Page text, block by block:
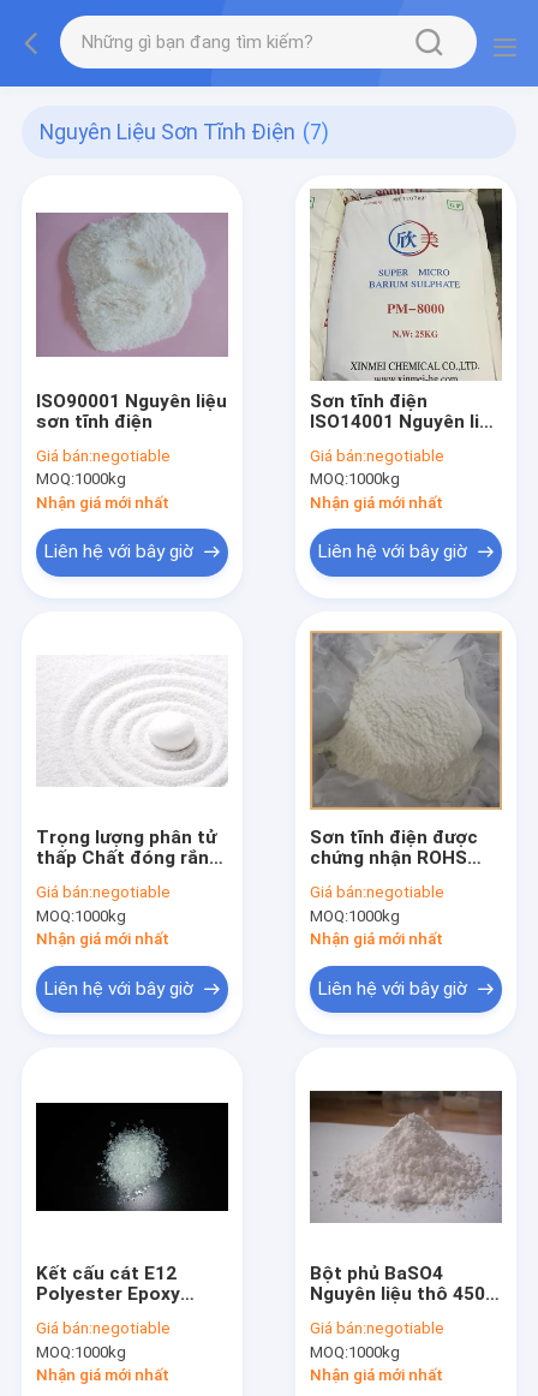
Nguyên Liệu Sơn Tĩnh Điện (7)
ISO90001 Nguyên liệu
sơn tĩnh điện
Giá bán:negotiable
MOQ:1000kg
Nhận giá mới nhất
Liên hệ với bây giờ
Sơn tĩnh điện
ISO14001 Nguyên liệu
Sulfate rắn cho nhựa
Giá bán:negotiable
MOQ:1000kg
Nhận giá mới nhất
Liên hệ với bây giờ
Trọng lượng phân tử
thấp Chất đóng rắn
điện với ISO9000
Giá bán:negotiable
MOQ:1000kg
Nhận giá mới nhất
Liên hệ với bây giờ
Sơn tĩnh điện được
chứng nhận ROHS
Bột trắng
Giá bán:negotiable
MOQ:1000kg
Nhận giá mới nhất
Liên hệ với bây giờ
Kết cấu cát E12
Polyester Epoxy
tĩnh điện
Giá bán:negotiable
MOQ:1000kg
Nhận giá mới nhất
Bột phủ BaSO4
Nguyên liệu thô 450
cho mực in
Giá bán:negotiable
MOQ:1000kg
Nhận giá mới nhất